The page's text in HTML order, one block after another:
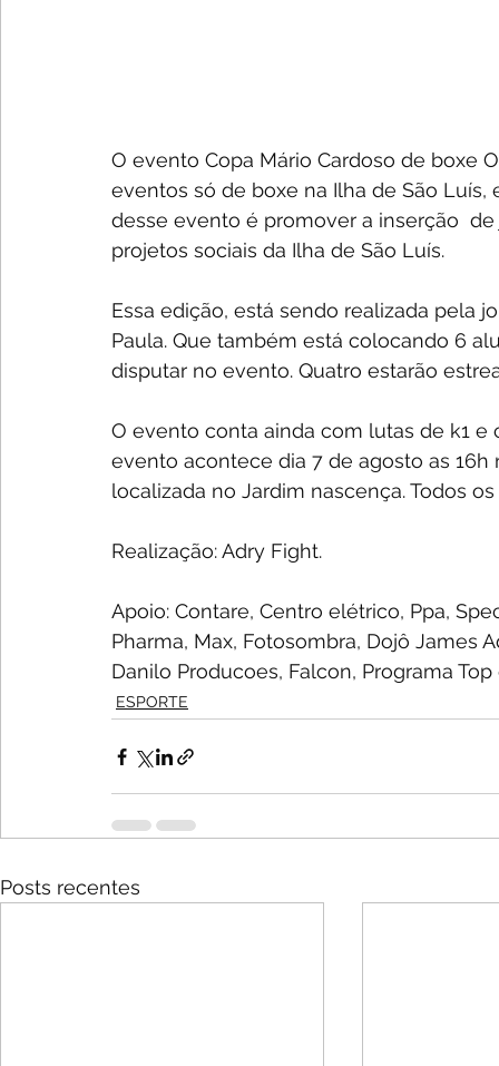
O evento Copa Mário Cardoso de boxe
eventos só de boxe na Ilha de São
desse evento é promover a inserção
projetos sociais da Ilha de São Luís.
Essa edição, está sendo realizada pela
Paula. Que também está colocando 6
disputar no evento. Quatro estarão
O evento conta ainda com lutas de k1
evento acontece dia 7 de agosto as
localizada no Jardim nascença. Todos
Realização: Adry Fight.
Apoio: Contare, Centro elétrico, Ppa,
Pharma, Max, Fotosombra, Dojô James
Danilo Producoes, Falcon, Programa
ESPORTE
Posts recentes